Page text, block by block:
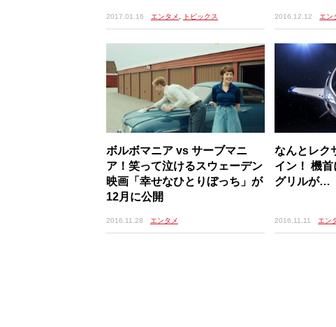
2017.01.16 エンタメ トピックス 2016.12.12 エン
ボルボマニア vs サーブマニ
ア！笑って泣けるスウェーデン
映画「幸せなひとりぼっち」が
12月に公開
2016.11.28 エンタメ
なんとレク
イン！ 機
グリルが…
2016.11.11 エン